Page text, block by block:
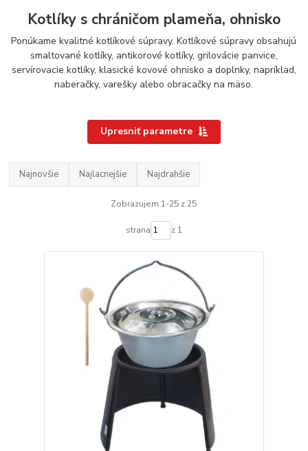
Kotlíky s chráničom plameňa, ohnisko
Ponúkame kvalitné kotlíkové súpravy. Kotlíkové súpravy obsahujú
smaltované kotlíky, antikorové kotlíky, grilovácie panvice,
servírovacie kotlíky, klasické kovové ohnisko a doplnky, napríklad,
naberačky, varešky alebo obracačky na mäso.
Upresniť parametre
Najnovšie Najlacnejšie Najdrahšie
Zobrazujem 1-25 z 25
strana z 1